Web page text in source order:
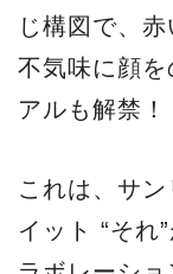
じ構図で、
不気味に顔
アルも解禁
これは、サ
イット “それ